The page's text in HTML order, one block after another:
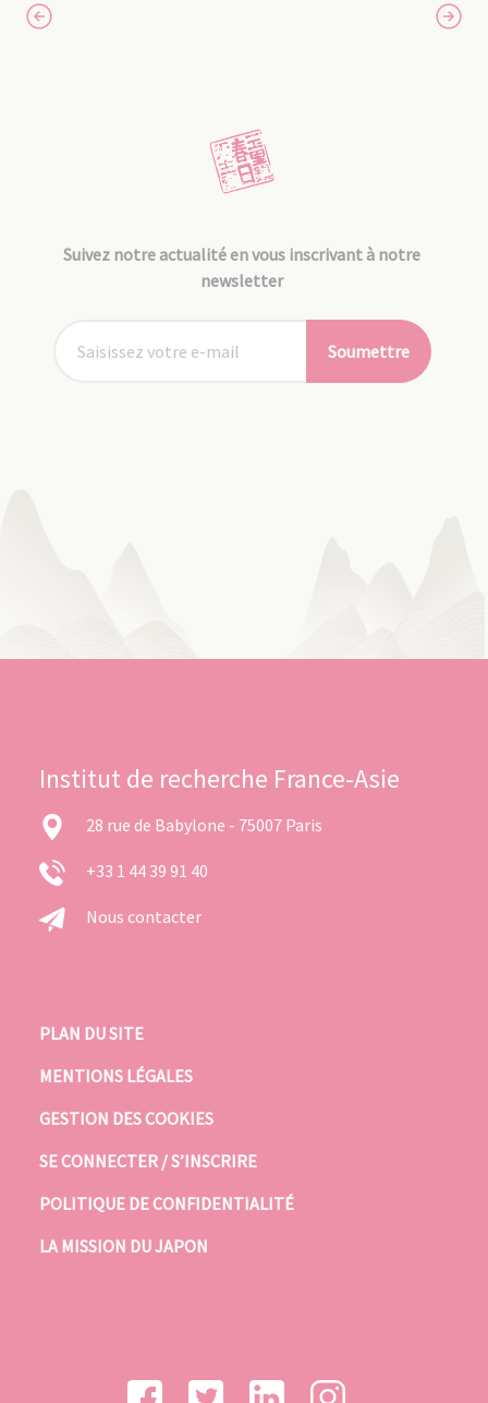
Suivez notre actualité en vous inscrivant à notre
newsletter
Soumettre
Institut de recherche France-Asie
28 rue de Babylone - 75007 Paris
+33 1 44 39 91 40
Nous contacter
PLAN DU SITE
MENTIONS LÉGALES
GESTION DES COOKIES
SE CONNECTER / S’INSCRIRE
POLITIQUE DE CONFIDENTIALITÉ
LA MISSION DU JAPON